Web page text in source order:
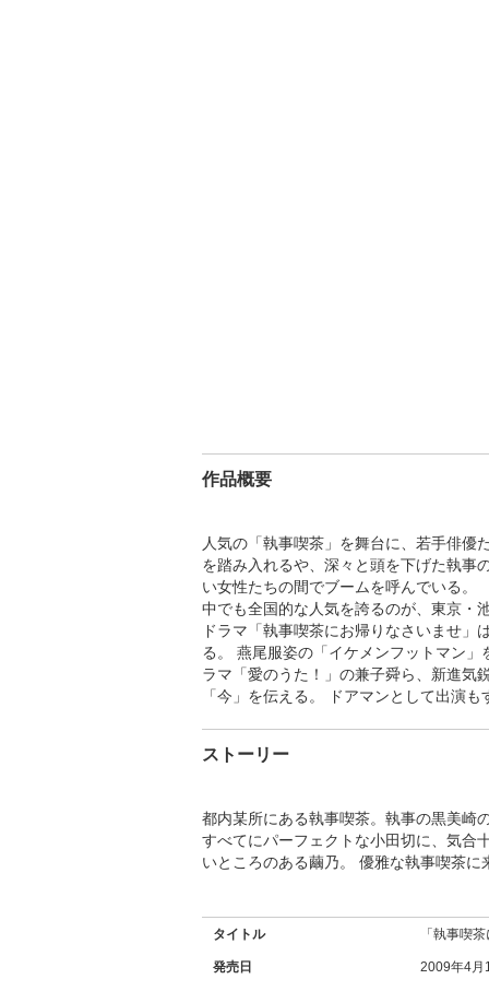
作品概要
人気の「執事喫茶」を舞台に、若手俳優
を踏み入れるや、深々と頭を下げた執事
い女性たちの間でブームを呼んでいる。
中でも全国的な人気を誇るのが、東京・
ドラマ「執事喫茶にお帰りなさいませ
る。 燕尾服姿の「イケメンフットマン
ラマ「愛のうた！」の兼子舜ら、新進気
「今」を伝える。 ドアマンとして出演
ストーリー
都内某所にある執事喫茶。執事の黒美崎
すべてにパーフェクトな小田切に、気合
いところのある繭乃。 優雅な執事喫茶
タイトル 「執事喫
発売日 2009年4月